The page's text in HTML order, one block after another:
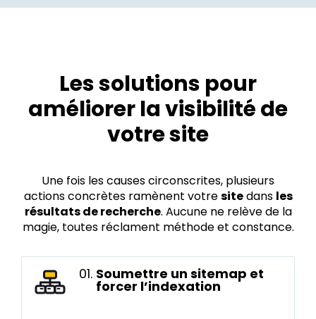
Les solutions pour
améliorer la visibilité de
votre site
Une fois les causes circonscrites, plusieurs
actions concrètes ramènent votresitedans les
résultats de recherche. Aucune ne relève de la
magie, toutes réclament méthode et constance.
01. Soumettre un sitemap et
forcer l’indexation